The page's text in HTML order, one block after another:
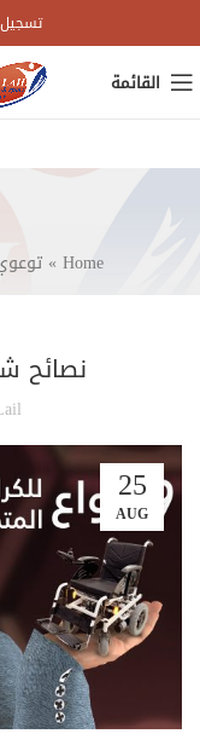
القائمة
Home
»
نصائح
25
AUG